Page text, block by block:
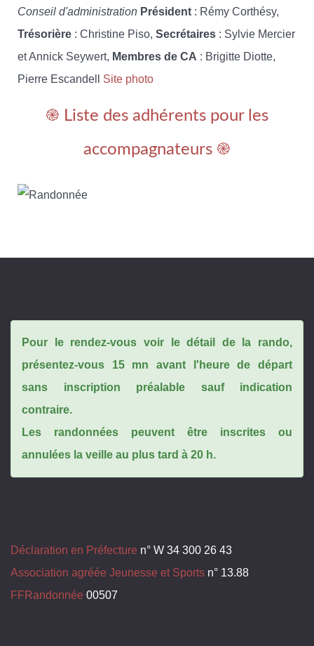
Conseil d'administration Président : Rémy Corthésy,
Trésorière : Christine Piso, Secrétaires : Sylvie Mercier
et Annick Seywert, Membres de CA : Brigitte Diotte,
Pierre Escandell Site photo
֎ Liste des adhérents pour les
accompagnateurs ֎
Pour le rendez-vous voir le détail de la rando,
présentez-vous 15 mn avant l'heure de départ
sans inscription préalable sauf indication
contraire.
Les randonnées peuvent être inscrites ou
annulées la veille au plus tard à 20 h.
Déclaration en Préfecture n° W 34 300 26 43
Association agréée Jeunesse et Sports n° 13.88
FFRandonnée 00507